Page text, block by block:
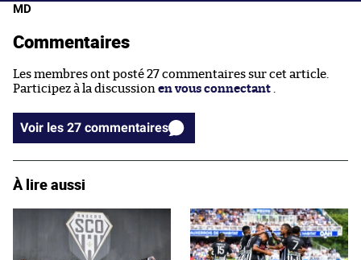
MD
Commentaires
Les membres ont posté 27 commentaires sur cet article.
Participez à la discussion en vous connectant
Voir les 27 commentaires
À lire aussi